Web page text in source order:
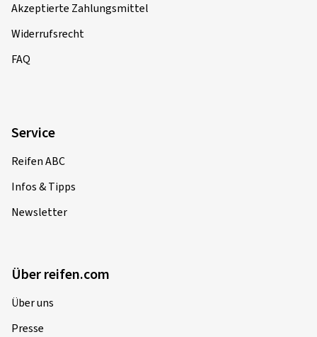
Akzeptierte Zahlungsmittel
Widerrufsrecht
FAQ
Service
Reifen ABC
Infos & Tipps
Newsletter
Über reifen.com
Über uns
Presse